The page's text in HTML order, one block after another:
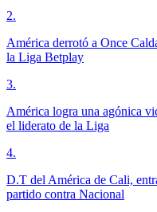
2.
América derrotó a Once
la Liga Betplay
3.
América logra una agónica
el liderato de la Liga
4.
D.T del América de Cali,
partido contra Nacional